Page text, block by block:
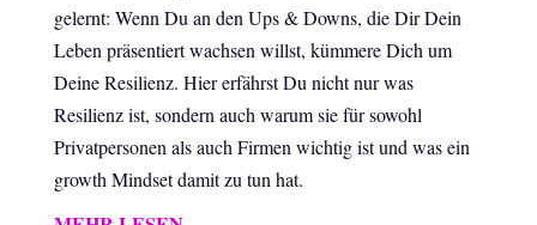
gelernt: Wenn Du an den Ups & Downs, die Dir Dein
Leben präsentiert wachsen willst, kümmere Dich um
Deine Resilienz. Hier erfährst Du nicht nur was
Resilienz ist, sondern auch warum sie für sowohl
Privatpersonen als auch Firmen wichtig ist und was ein
growth Mindset damit zu tun hat.